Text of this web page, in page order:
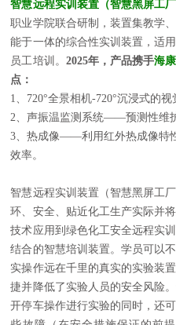
智慧远程实训装置（智慧黑屏工厂
职业学院联合研制，装置集教学
能于一体的综合性实训装置，适
员工培训。 2025年，产品携手海
点：
1、720°全景相机-720°沉浸式的视
2、声振温监测系统——预测性维
3、热成像——利用红外热成像特
效率。
智慧远程实训装置（智慧黑屏工
环、安全、贴近化工生产实际并
技术应用到绿色化工安全远程实
结合的智慧培训装置。学员可以
实操作远在千里的真实的实验装
捷并降低了实验人员的安全风险。
开停车操作进行实验的同时，还